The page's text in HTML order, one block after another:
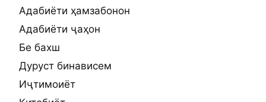
Адабиёти ҳамзабонон
Адабиёти ҷаҳон
Бе бахш
Дуруст бинависем
Иҷтимоиёт